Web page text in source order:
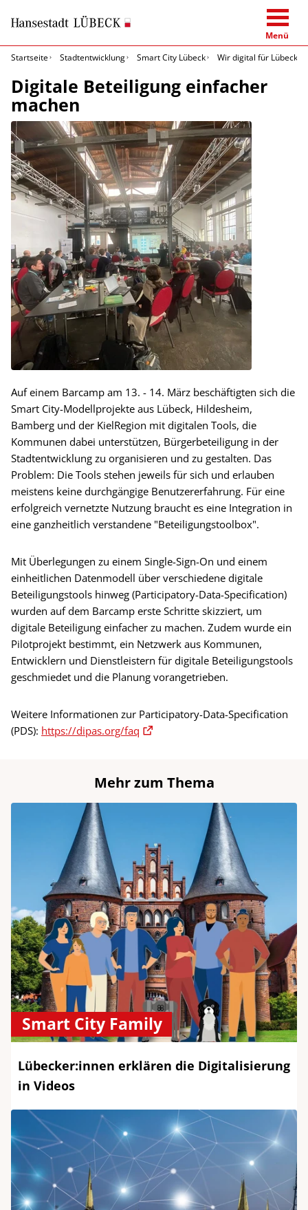
Menü
Startseite
Stadtentwicklung Smart City Lübeck Wir digital für Lübeck
Digitale Beteiligung einfacher
machen
Auf einem Barcamp am 13. - 14. März beschäftigten sich die
Smart City-Modellprojekte aus Lübeck, Hildesheim,
Bamberg und der KielRegion mit digitalen Tools, die
Kommunen dabei unterstützen, Bürgerbeteiligung in der
Stadtentwicklung zu organisieren und zu gestalten. Das
Problem: Die Tools stehen jeweils für sich und erlauben
meistens keine durchgängige Benutzererfahrung. Für eine
erfolgreich vernetzte Nutzung braucht es eine Integration in
eine ganzheitlich verstandene "Beteiligungstoolbox".
Mit Überlegungen zu einem Single-Sign-On und einem
einheitlichen Datenmodell über verschiedene digitale
Beteiligungstools hinweg (Participatory-Data-Specification)
wurden auf dem Barcamp erste Schritte skizziert, um
digitale Beteiligung einfacher zu machen. Zudem wurde ein
Pilotprojekt bestimmt, ein Netzwerk aus Kommunen,
Entwicklern und Dienstleistern für digitale Beteiligungstools
geschmiedet und die Planung vorangetrieben.
Weitere Informationen zur Participatory-Data-Specification
(PDS): https://dipas.org/faq
Mehr zum Thema
Smart City Family
Lübecker:innen erklären die Digitalisierung
in Videos